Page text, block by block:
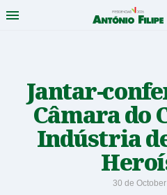
Menu
António
-
a
Jantar-
Câmara do
Indústria
30 de